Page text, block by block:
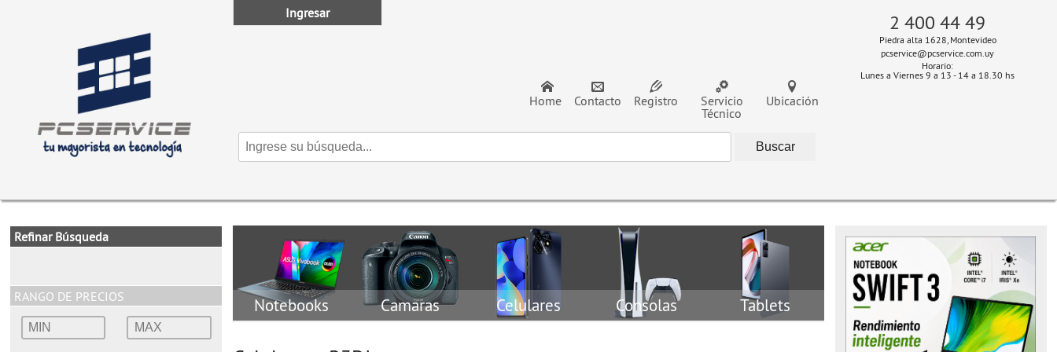
Ubicación
Servicio
Técnico
Registro
Contacto
Home
Ingresar 2 400 44 49
Piedra alta 1628, Montevideo
pcservice@pcservice.com.uy
Horario:
Lunes a Viernes 9 a 13 - 14 a 18.30 hs
Refinar Búsqueda
RANGO DE PRECIOS Notebooks Camaras Celulares Consolas Tablets